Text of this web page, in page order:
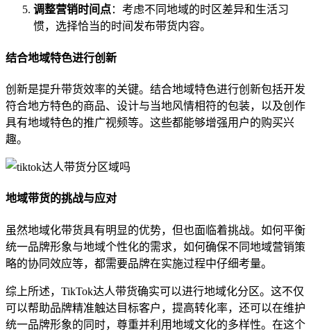
调整营销时间点：考虑不同地域的时区差异和生活习
惯，选择恰当的时间发布带货内容。
结合地域特色进行创新
创新是提升带货效率的关键。结合地域特色进行创新包括开发
符合地方特色的商品、设计与当地风情相符的包装，以及创作
具有地域特色的推广视频等。这些都能够增强用户的购买兴
趣。
地域带货的挑战与应对
虽然地域化带货具有明显的优势，但也面临着挑战。如何平衡
统一品牌形象与地域个性化的需求，如何确保不同地域营销策
略的协同效应等，都需要品牌在实施过程中仔细考量。
综上所述，TikTok达人带货确实可以进行地域化分区。这不仅
可以帮助品牌精准触达目标客户，提高转化率，还可以在维护
统一品牌形象的同时，尊重并利用地域文化的多样性。在这个